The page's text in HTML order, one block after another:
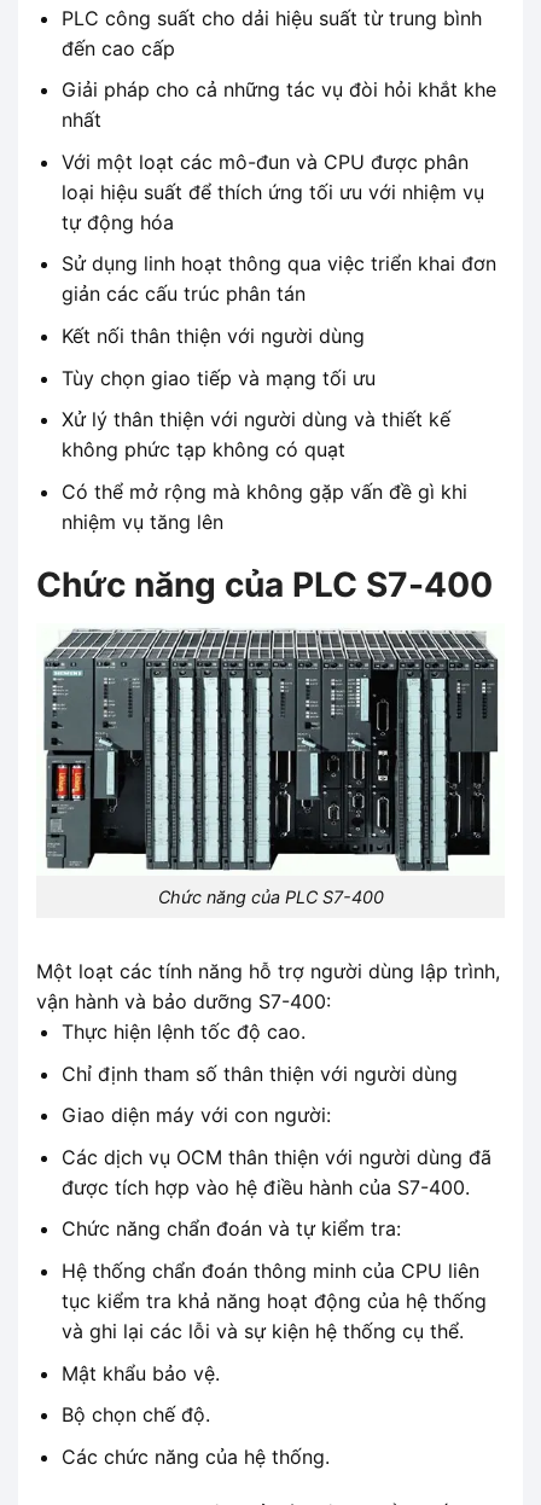
PLC công suất cho dải hiệu suất từ ​​trung bình
đến cao cấp
Giải pháp cho cả những tác vụ đòi hỏi khắt khe
nhất
Với một loạt các mô-đun và CPU được phân
loại hiệu suất để thích ứng tối ưu với nhiệm vụ
tự động hóa
Sử dụng linh hoạt thông qua việc triển khai đơn
giản các cấu trúc phân tán
Kết nối thân thiện với người dùng
Tùy chọn giao tiếp và mạng tối ưu
Xử lý thân thiện với người dùng và thiết kế
không phức tạp không có quạt
Có thể mở rộng mà không gặp vấn đề gì khi
nhiệm vụ tăng lên
Chức năng của PLC S7-400
Chức năng của PLC S7-400
Một loạt các tính năng hỗ trợ người dùng lập trình,
vận hành và bảo dưỡng S7-400:
Thực hiện lệnh tốc độ cao.
Chỉ định tham số thân thiện với người dùng
Giao diện máy với con người:
Các dịch vụ OCM thân thiện với người dùng đã
được tích hợp vào hệ điều hành của S7-400.
Chức năng chẩn đoán và tự kiểm tra:
Hệ thống chẩn đoán thông minh của CPU liên
tục kiểm tra khả năng hoạt động của hệ thống
và ghi lại các lỗi và sự kiện hệ thống cụ thể.
Mật khẩu bảo vệ.
Bộ chọn chế độ.
Các chức năng của hệ thống.